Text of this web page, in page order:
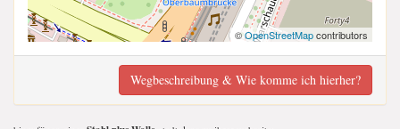
©OpenStreetMapcontributors
Wegbeschreibung & Wie komme ich hierher?